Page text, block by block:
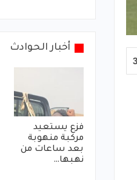
أخبار الحوادث
فزع يستعيد
مركبة منهوبة
بعد ساعات من
نهبها…